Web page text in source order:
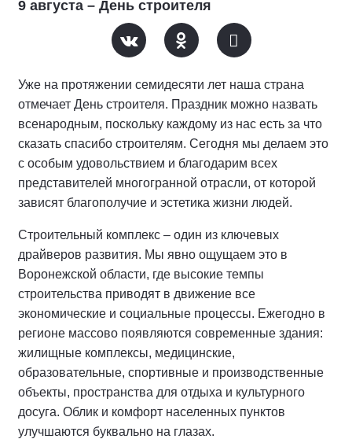
9 августа – День строителя
Уже на протяжении семидесяти лет наша страна
отмечает День строителя. Праздник можно назвать
всенародным, поскольку каждому из нас есть за что
сказать спасибо строителям. Сегодня мы делаем это
с особым удовольствием и благодарим всех
представителей многогранной отрасли, от которой
зависят благополучие и эстетика жизни людей.
Строительный комплекс – один из ключевых
драйверов развития. Мы явно ощущаем это в
Воронежской области, где высокие темпы
строительства приводят в движение все
экономические и социальные процессы. Ежегодно в
регионе массово появляются современные здания:
жилищные комплексы, медицинские,
образовательные, спортивные и производственные
объекты, пространства для отдыха и культурного
досуга. Облик и комфорт населенных пунктов
улучшаются буквально на глазах.